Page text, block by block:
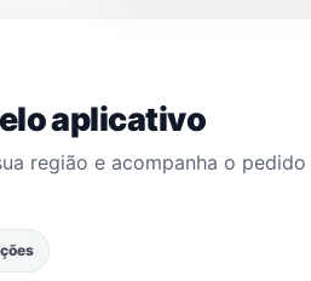
aplicativo
região e acompanha o